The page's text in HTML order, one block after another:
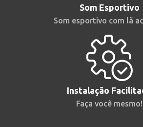
Som Esportivo
Som esportivo com lã
Instalação
Faça você mesmo!